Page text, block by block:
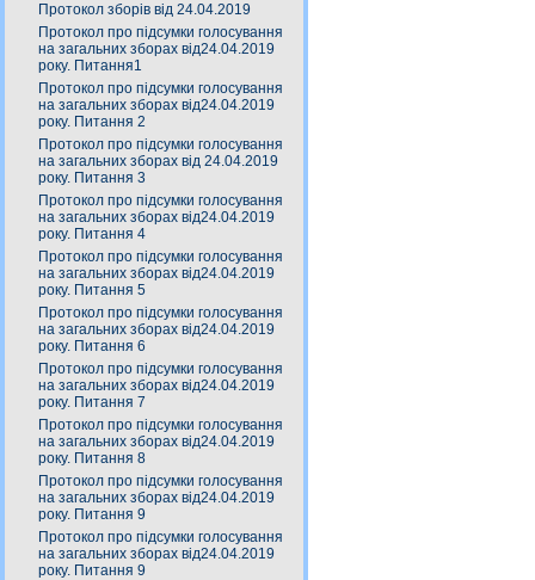
Протокол зборів від 24.04.2019
Протокол про підсумки голосування
на загальних зборах від24.04.2019
року. Питання1
Протокол про підсумки голосування
на загальних зборах від24.04.2019
року. Питання 2
Протокол про підсумки голосування
на загальних зборах від 24.04.2019
року. Питання 3
Протокол про підсумки голосування
на загальних зборах від24.04.2019
року. Питання 4
Протокол про підсумки голосування
на загальних зборах від24.04.2019
року. Питання 5
Протокол про підсумки голосування
на загальних зборах від24.04.2019
року. Питання 6
Протокол про підсумки голосування
на загальних зборах від24.04.2019
року. Питання 7
Протокол про підсумки голосування
на загальних зборах від24.04.2019
року. Питання 8
Протокол про підсумки голосування
на загальних зборах від24.04.2019
року. Питання 9
Протокол про підсумки голосування
на загальних зборах від24.04.2019
року. Питання 9